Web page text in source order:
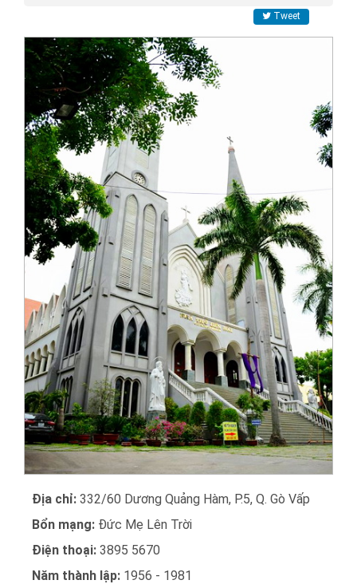
Tweet
Địa chỉ: 332/60 Dương Quảng Hàm, P.5, Q. Gò Vấp
Bổn mạng: Đức Mẹ Lên Trời
Điện thoại: 3895 5670
Năm thành lập: 1956 - 1981